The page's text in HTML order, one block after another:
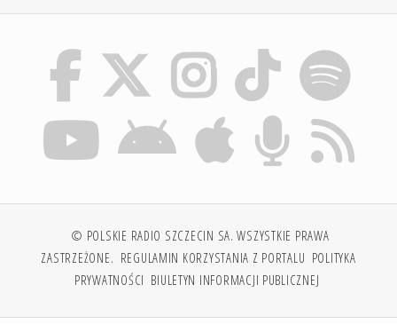
© POLSKIE RADIO SZCZECIN SA. WSZYSTKIE PRAWA
ZASTRZEŻONE. REGULAMIN KORZYSTANIA Z PORTALU POLITYKA
PRYWATNOŚCI BIULETYN INFORMACJI PUBLICZNEJ